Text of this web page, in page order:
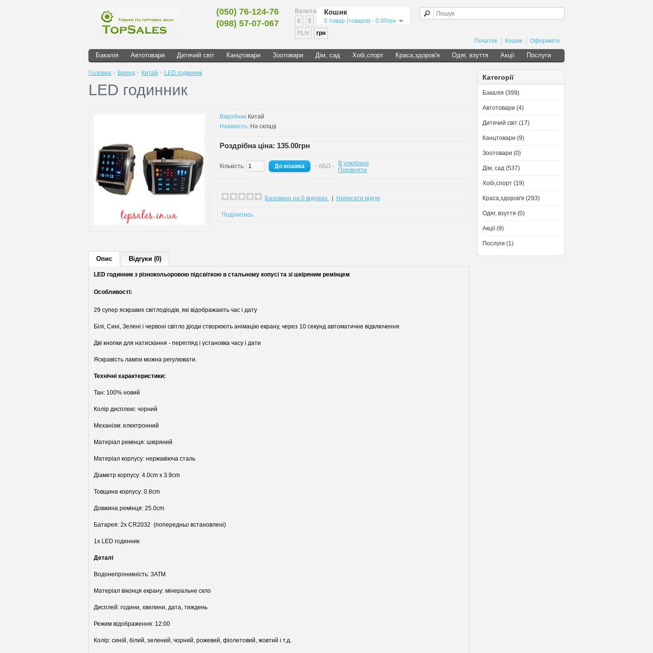
(050) 76-124-76
(098) 57-07-067
Валюта
€
$
PLN
грн
Кошик
0 товар (товарів) - 0.00грн
Початок Кошик Оформити
Бакалія Автотовари Дитячий світ Канцтовари Зоотовари Дім, сад Хобі,спорт Краса,здоров'я Одяг, взуття Акції Послуги
Категорії
Бакалія (399)
Автотовари (4)
Дитячий світ (17)
Канцтовари (9)
Зоотовари (0)
Дім, сад (537)
Хобі,спорт (19)
Краса,здоров'я (293)
Одяг, взуття (0)
Акції (9)
Послуги (1)
Головна > Бренд > Китай > LED годинник
LED годинник
Виробник Китай
Наявність: На складі
Роздрібна ціна: 135.00грн
Кількість: - АБО -
В улюблені
Порівняти
Базовано на 0 відгуках. Написати відгук
Поділитись
Опис Відгуки (0)
LED годинник з різнокольоровою підсвіткою в стальному копусі та зі шкіряним ремінцем
Особливості:
29 супер яскравих світлодіодів, які відображають час і дату
Білі, Сині, Зелені і червоні світло діоди створюють анімацію екрану, через 10 секунд автоматичне відключення
Дві кнопки для натискання - перегляд і установка часу і дати
Яскравість лампи можна регулювати.
Технічні характеристики:
Тан: 100% новий
Колір дисплею: чорний
Механізм: електронний
Матеріал ремінця: шкіряний
Матеріал корпусу: нержавіюча сталь
Діаметр корпусу: 4.0cm х 3.9cm
Товщина корпусу: 0.8cm
Довжина ремінця: 25.0cm
Батарея: 2x CR2032 (попередньо встановлені​​)
1x LED годинник
Деталі
Водонепроникність: 3ATM
Матеріал віконця екрану: мінеральне скло
Дисплей: години, хвилини, дата, тиждень
Режим відображення: 12:00
Колір: синій, білий, зелений, чорний, рожевий, фіолетовий, жовтий і т.д.